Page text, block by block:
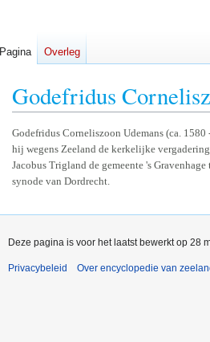
Godefridus
Naar
navigatie
springen
Naar
zoeken
springen
Godefridus Corneliszoon Udemans (ca.
hij wegens Zeeland de kerkelijke
Jacobus Trigland de gemeente 's
synode van Dordrecht.
Pagina Overleg
Deze pagina is voor het laatst bewerkt op 28
Privacybeleid Over encyclopedie van